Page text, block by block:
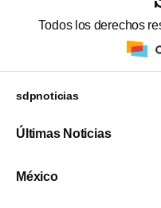
Todos los derechos
sdpnoticias
Últimas Noticias
México